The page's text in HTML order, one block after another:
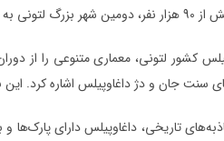
فراوانی را در خود جای داده است.
کشور لتونی، معماری متنوعی را از
سنت جان و دژ داغاوپیلس اشاره کرد.
تاریخی، داغاوپیلس دارای